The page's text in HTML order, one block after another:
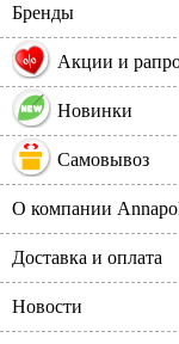
Бренды
% Акции и
Новинки
Самовывоз
О компании
Доставка и оплата
Новости